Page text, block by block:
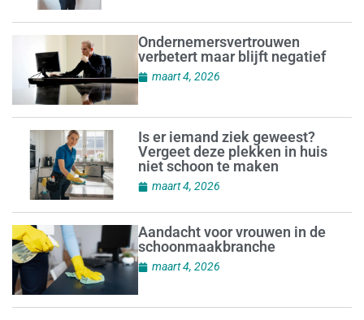
Ondernemersvertrouwen
verbetert maar blijft negatief
maart 4, 2026
Is er iemand ziek geweest?
Vergeet deze plekken in huis
niet schoon te maken
maart 4, 2026
Aandacht voor vrouwen in de
schoonmaakbranche
maart 4, 2026